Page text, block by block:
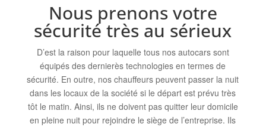
Nous prenons votre
sécurité très au sérieux
D’est la raison pour laquelle tous nos autocars sont
équipés des dernierès technologies en termes de
sécurité. En outre, nos chauffeurs peuvent passer la nuit
dans les locaux de la société si le départ est prévu très
tôt le matin. Ainsi, ils ne doivent pas quitter leur domicile
en pleine nuit pour rejoindre le siège de l’entreprise. Ils